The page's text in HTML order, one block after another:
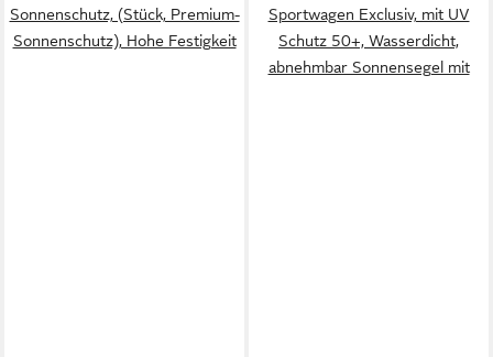
Sonnenschutz, (Stück, Premium-
Sonnenschutz), Hohe Festigkeit
Sportwagen Exclusiv, mit UV
Schutz 50+, Wasserdicht,
abnehmbar Sonnensegel mit